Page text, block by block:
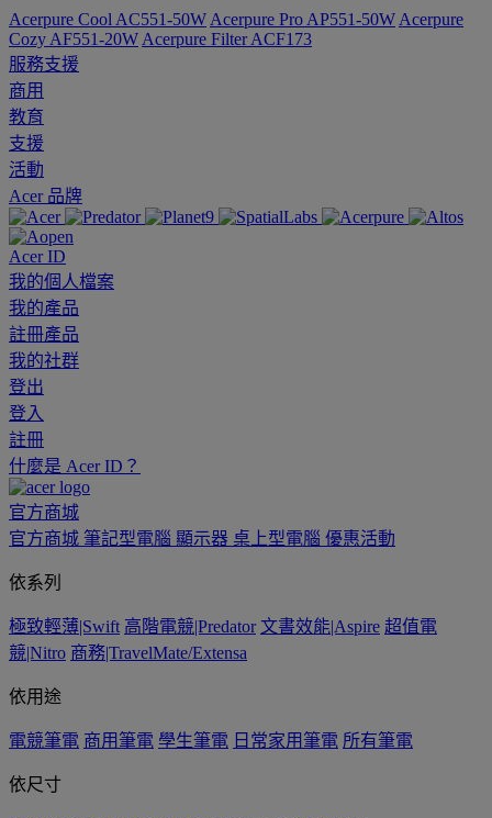
Acerpure Cool AC551-50W Acerpure Pro AP551-50W Acerpure
Cozy AF551-20W Acerpure Filter ACF173
服務支援
商用
教育
支援
活動
Acer 品牌
Acer ID
我的個人檔案
我的產品
註冊產品
我的社群
登出
登入
註冊
什麼是 Acer ID？
官方商城
官方商城 筆記型電腦 顯示器 桌上型電腦 優惠活動
依系列
極致輕薄|Swift 高階電競|Predator 文書效能|Aspire 超值電
競|Nitro 商務|TravelMate/Extensa
依用途
電競筆電 商用筆電 學生筆電 日常家用筆電 所有筆電
依尺寸